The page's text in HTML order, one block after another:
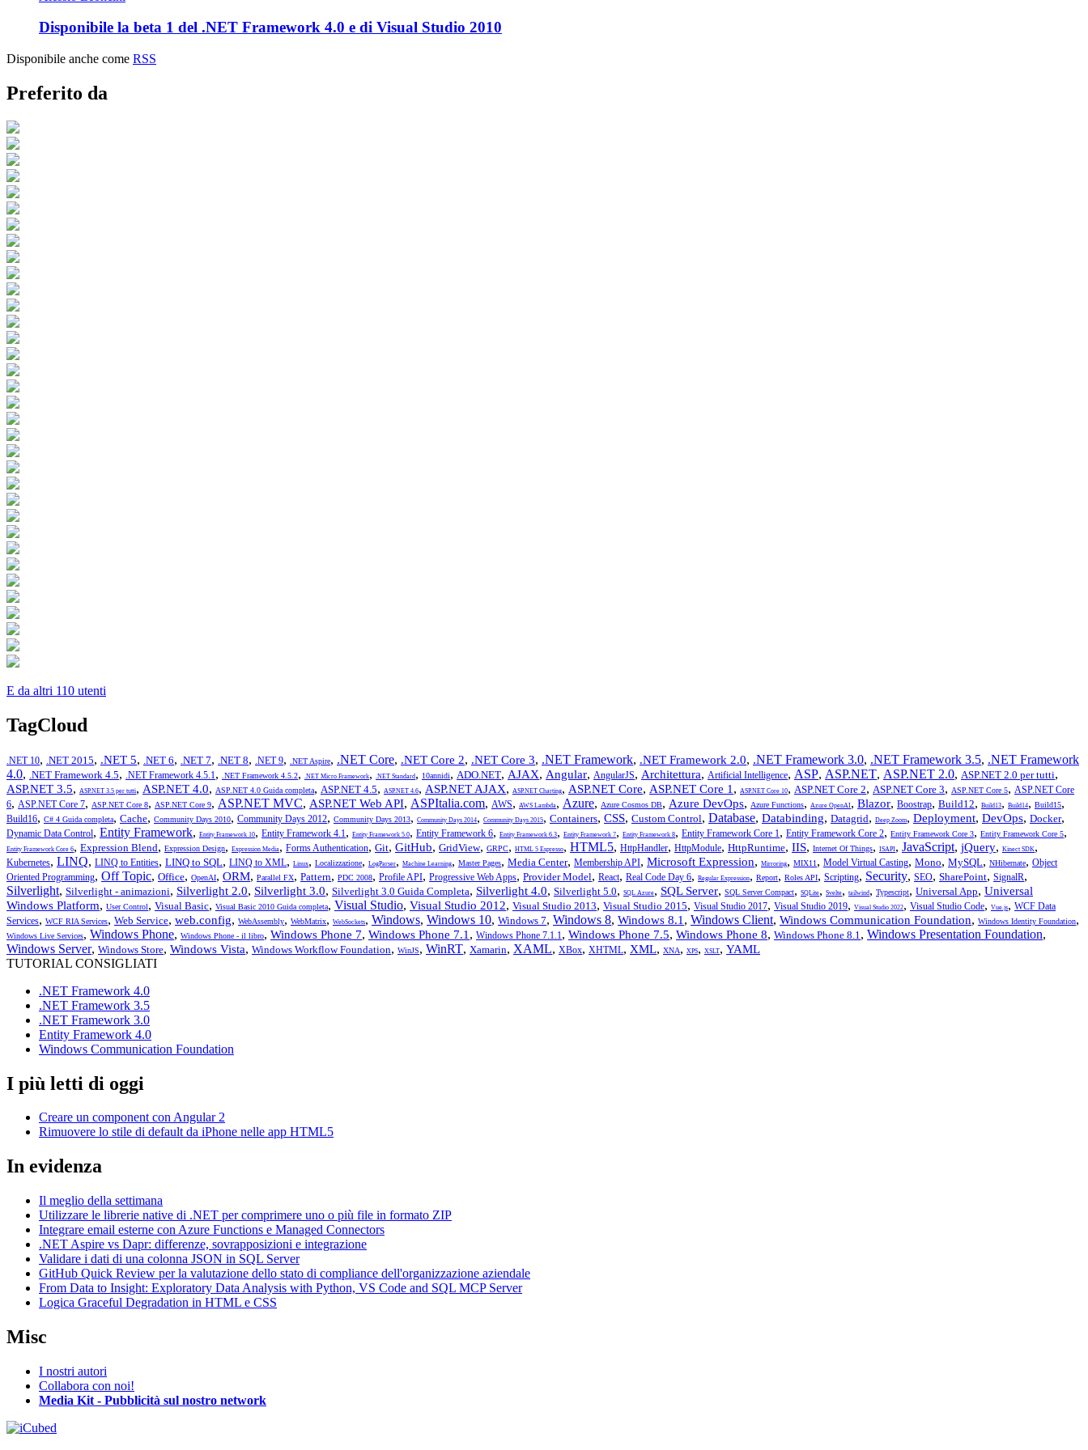
Disponibile la beta 1 del .NET Framework 4.0 e di Visual Studio 2010
Disponibile anche come RSS
Preferito da
E da altri 110 utenti
TagCloud
.NET 10, .NET 2015, .NET 5, .NET 6, .NET 7, .NET 8, .NET 9, .NET Aspire, .NET Core, .NET Core 2, .NET Core 3, .NET Framework, .NET Framework 2.0, .NET Framework 3.0, .NET Framework 3.5, .NET Framework
4.0, .NET Framework 4.5, .NET Framework 4.5.1 , .NET Framework 4.5.2, .NET Micro Framework, .NET Standard, 10annidi, ADO.NET, AJAX, Angular, AngularJS, Architettura, Artificial Intelligence, ASP, ASP.NET, ASP.NET 2.0, ASP.NET 2.0 per tutti,
ASP.NET 3.5, ASP.NET 3.5 per tutti, ASP.NET 4.0, ASP.NET 4.0 Guida completa, ASP.NET 4.5, ASP.NET 4.6, ASP.NET AJAX, ASP.NET Charting, ASP.NET Core, ASP.NET Core 1 , ASP.NET Core 10, ASP.NET Core 2, ASP.NET Core 3, ASP.NET Core 5, ASP.NET Core
6, ASP.NET Core 7, ASP.NET Core 8, ASP.NET Core 9, ASP.NET MVC, ASP.NET Web API, ASPItalia.com, AWS, AWS Lambda , Azure, Azure Cosmos DB, Azure DevOps, Azure Functions, Azure OpenAI, Blazor, Boostrap, Build12, Build13, Build14, Build15,
Build16, C# 4 Guida completa, Cache, Community Days 2010, Community Days 2012, Community Days 2013, Community Days 2014, Community Days 2015, Containers, CSS, Custom Control, Database, Databinding, Datagrid, Deep Zoom, Deployment, DevOps, Docker,
Dynamic Data Control, Entity Framework, Entity Framework 10, Entity Framework 4.1 , Entity Framework 5.0, Entity Framework 6, Entity Framework 6.3, Entity Framework 7, Entity Framework 8, Entity Framework Core 1 , Entity Framework Core 2, Entity Framework Core 3, Entity Framework Core 5,
Entity Framework Core 6, Expression Blend, Expression Design, Expression Media , Forms Authentication, Git, GitHub, GridView, GRPC, HTML 5 Espresso, HTML5, HttpHandler, HttpModule, HttpRuntime, IIS, Internet Of Things, ISAPI, JavaScript, jQuery, Kinect SDK,
Kubernetes, LINQ, LINQ to Entities, LINQ to SQL, LINQ to XML, Linux, Localizzazione, LogParser, Machine Learning, Master Pages, Media Center, Membership API, Microsoft Expression, Mirroring, MIX11 , Model Virtual Casting, Mono, MySQL, NHibernate, Object
Oriented Programming, Off Topic, Office, OpenAI, ORM, Parallel FX, Pattern, PDC 2008, Profile API, Progressive Web Apps, Provider Model, React, Real Code Day 6, Regular Expression, Report, Roles API, Scripting, Security, SEO, SharePoint, SignalR,
Silverlight, Silverlight - animazioni, Silverlight 2.0, Silverlight 3.0, Silverlight 3.0 Guida Completa, Silverlight 4.0, Silverlight 5.0, SQL Azure, SQL Server, SQL Server Compact, SQLite, Svelte, tailwind, Typescript, Universal App, Universal
Windows Platform, User Control, Visual Basic, Visual Basic 2010 Guida completa, Visual Studio, Visual Studio 2012, Visual Studio 2013, Visual Studio 2015, Visual Studio 2017, Visual Studio 2019, Visual Studio 2022, Visual Studio Code, Vue.js, WCF Data
Services, WCF RIA Services, Web Service, web.config, WebAssembly, WebMatrix, WebSockets, Windows, Windows 10, Windows 7, Windows 8, Windows 8.1 , Windows Client, Windows Communication Foundation, Windows Identity Foundation,
Windows Live Services, Windows Phone, Windows Phone - il libro, Windows Phone 7, Windows Phone 7.1 , Windows Phone 7.1.1 , Windows Phone 7.5, Windows Phone 8, Windows Phone 8.1 , Windows Presentation Foundation,
Windows Server, Windows Store, Windows Vista, Windows Workflow Foundation, WinJS, WinRT, Xamarin, XAML, XBox, XHTML, XML, XNA, XPS, XSLT, YAML
TUTORIAL CONSIGLIATI
.NET Framework 4.0
.NET Framework 3.5
.NET Framework 3.0
Entity Framework 4.0
Windows Communication Foundation
I più letti di oggi
Creare un component con Angular 2
Rimuovere lo stile di default da iPhone nelle app HTML5
In evidenza
Il meglio della settimana
Utilizzare le librerie native di .NET per comprimere uno o più file in formato ZIP
Integrare email esterne con Azure Functions e Managed Connectors
.NET Aspire vs Dapr: differenze, sovrapposizioni e integrazione
Validare i dati di una colonna JSON in SQL Server
GitHub Quick Review per la valutazione dello stato di compliance dell'organizzazione aziendale
From Data to Insight: Exploratory Data Analysis with Python, VS Code and SQL MCP Server
Logica Graceful Degradation in HTML e CSS
Misc
I nostri autori
Collabora con noi!
Media Kit - Pubblicità sul nostro network